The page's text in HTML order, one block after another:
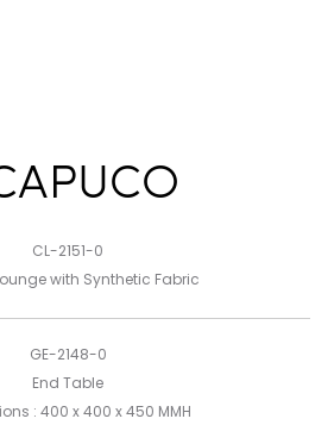
CL-2151-0
with Synthetic Fabric
GE-2148-0
End Table
: 400 x 400 x 450 MMH